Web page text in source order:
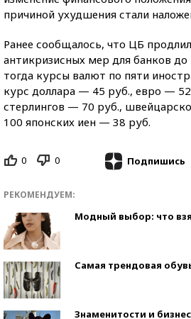
причиной ухудшения стали
Ранее сообщалось, что ЦБ
антикризисных мер для банков
тогда курсы валют по пяти
курс доллара — 45 руб., евро —
стерлингов — 70 руб.,
100 японских иен — 38 руб.
0 0 Подпишись
РЕКОМЕНДУЕМ:
Модный выбор: что
Самая трендовая
Знаменитости и